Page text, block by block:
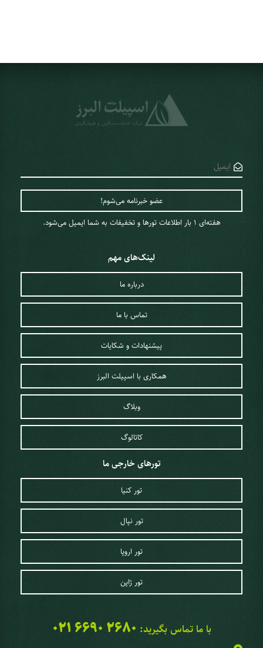
هفته‌ای 1 ‌بار اطلاعات تورها و تخفیفات به شما ایمیل می‌شود.
لینک‌های مهم
درباره ما
تماس با ما
پیشنهادات و شکایات
همکاری با اسپیلت البرز
وبلاگ
کاتالوگ
تورهای خارجی ما
تور کنیا
تور نپال
تور اروپا
تور ژاپن
با ما تماس بگیرید: 021 6690 2680